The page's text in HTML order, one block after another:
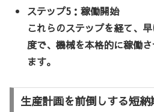
ステップ5：稼働開始
これらのステップを経て、
度で、機械を本格的に稼働
ます。
生産計画を前倒しする短